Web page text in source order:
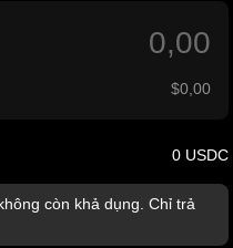
$0,00
0 USDC
còn khả dụng. Chỉ trả